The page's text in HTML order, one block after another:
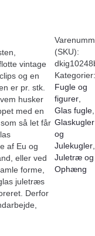
vintage
og en
er pr. stk.
husker
med en
så let får
af Eu og
eller ved
forme,
juletræs
Derfor
(SKU):
Kategorier:
Fugle og
figurer,
Glas fugle,
Glaskugler
og
Julekugler,
Juletræ og
Ophæng